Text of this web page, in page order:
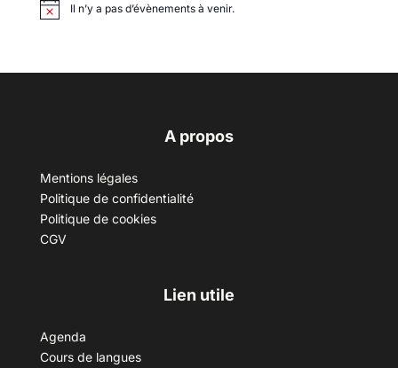
Il n’y a pas d’évènements à venir.
A propos
Mentions légales
Politique de confidentialité
Politique de cookies
CGV
Lien utile
Agenda
Cours de langues